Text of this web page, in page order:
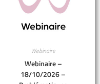
Webinaire
Webinaire –
18/10/2026 –